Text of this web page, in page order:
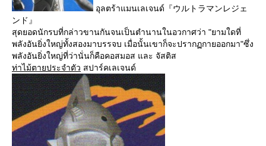
อุลตร้าแมนเลเจนด์『ウルトラマンレジェ
ンド』
สุดยอดนักรบที่กล่าวขานกันจนเป็นตำนานในอวกาศว่า "ยามใดที่
พลังอันยิ่งใหญ่ทั้งสองมาบรรจบ เมื่อนั้นเขาก็จะปรากฏกายออกมา"ซึ่ง
พลังอันยิ่งใหญ่ที่ว่านั่นก็คือคอสมอส และ จัสติส
ท่าไม้ตายประจำตัว สปาร์คเลเจนด์